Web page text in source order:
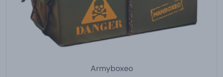
Armyboxeo